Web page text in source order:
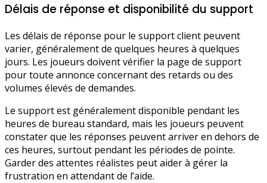
Délais de réponse et disponibilité du support
Les délais de réponse pour le support client peuvent
varier, généralement de quelques heures à quelques
jours. Les joueurs doivent vérifier la page de support
pour toute annonce concernant des retards ou des
volumes élevés de demandes.
Le support est généralement disponible pendant les
heures de bureau standard, mais les joueurs peuvent
constater que les réponses peuvent arriver en dehors de
ces heures, surtout pendant les périodes de pointe.
Garder des attentes réalistes peut aider à gérer la
frustration en attendant de l’aide.